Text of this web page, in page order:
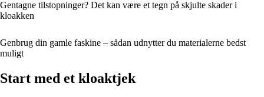
Gentagne tilstopninger? Det kan være et tegn på skjulte skader i
kloakken
Genbrug din gamle faskine – sådan udnytter du materialerne bedst
muligt
Start med et kloaktjek